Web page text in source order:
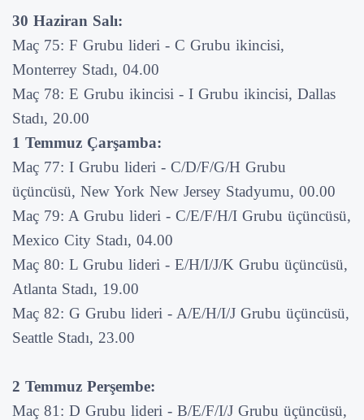
30 Haziran Salı:
Maç 75: F Grubu lideri - C Grubu ikincisi,
Monterrey Stadı, 04.00
Maç 78: E Grubu ikincisi - I Grubu ikincisi, Dallas
Stadı, 20.00
1 Temmuz Çarşamba:
Maç 77: I Grubu lideri - C/D/F/G/H Grubu
üçüncüsü, New York New Jersey Stadyumu, 00.00
Maç 79: A Grubu lideri - C/E/F/H/I Grubu üçüncüsü,
Mexico City Stadı, 04.00
Maç 80: L Grubu lideri - E/H/I/J/K Grubu üçüncüsü,
Atlanta Stadı, 19.00
Maç 82: G Grubu lideri - A/E/H/I/J Grubu üçüncüsü,
Seattle Stadı, 23.00
2 Temmuz Perşembe:
Maç 81: D Grubu lideri - B/E/F/I/J Grubu üçüncüsü,